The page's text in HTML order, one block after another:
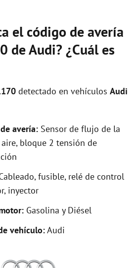
el código de avería
de Audi? ¿Cuál es
detectado en vehículos Audi
avería: Sensor de flujo de la
aire, bloque 2 tensión de
fusible, relé de control
inyector
Gasolina y Diésel
vehículo:Audi